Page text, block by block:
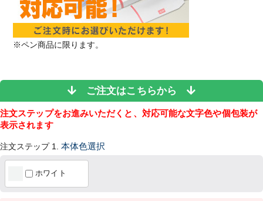
※ペン商品に限ります。
ご注文はこちらから
注文ステップをお進みいただくと、対応可能な文字色や個包装が
表示されます
注文ステップ 1. 本体色選択
ホワイト